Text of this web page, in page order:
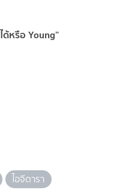
ด้หรือ Young”
ไอจีดารา